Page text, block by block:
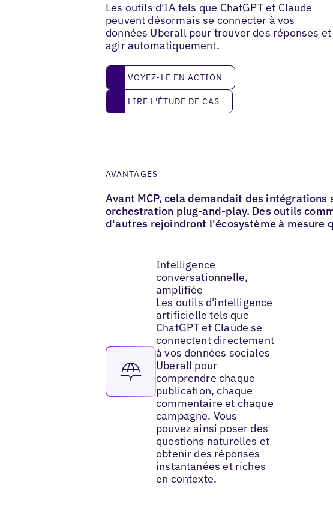
Les outils d'IA tels que ChatGPT et Claude
peuvent désormais se connecter à vos
données Uberall pour trouver des réponses et
agir automatiquement.
Voyez-le en action
VOYEZ-LE EN ACTION
Lire l'étude de cas
LIRE L'ÉTUDE DE CAS
AVANTAGES
Avant MCP, cela demandait des
orchestration plug-and-play. Des outils
d'autres rejoindront l'écosystème à mesure
Intelligence
conversationnelle,
amplifiée
Les outils d'intelligence
artificielle tels que
ChatGPT et Claude se
connectent directement
à vos données sociales
Uberall pour
comprendre chaque
publication, chaque
commentaire et chaque
campagne. Vous
pouvez ainsi poser des
questions naturelles et
obtenir des réponses
instantanées et riches
en contexte.